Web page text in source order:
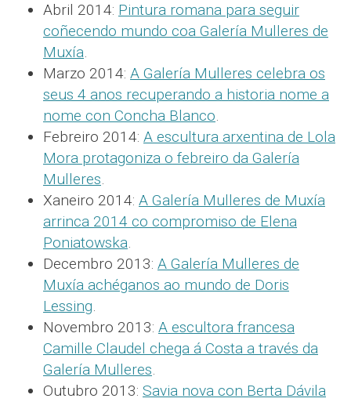
Abril 2014: Pintura romana para seguir
coñecendo mundo coa Galería Mulleres de
Muxía.
Marzo 2014: A Galería Mulleres celebra os
seus 4 anos recuperando a historia nome a
nome con Concha Blanco.
Febreiro 2014: A escultura arxentina de Lola
Mora protagoniza o febreiro da Galería
Mulleres.
Xaneiro 2014: A Galería Mulleres de Muxía
arrinca 2014 co compromiso de Elena
Poniatowska.
Decembro 2013: A Galería Mulleres de
Muxía achéganos ao mundo de Doris
Lessing.
Novembro 2013: A escultora francesa
Camille Claudel chega á Costa a través da
Galería Mulleres.
Outubro 2013: Savia nova con Berta Dávila